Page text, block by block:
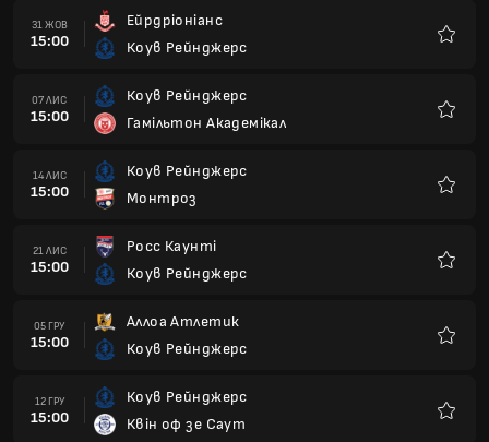
31 ЖОВ
15:00
Ейрдріоніанс
Коув Рейнджерс
07 ЛИС
15:00
Коув Рейнджерс
Гамільтон Академікал
14 ЛИС
15:00
Коув Рейнджерс
Монтроз
21 ЛИС
15:00
Росс Каунті
Коув Рейнджерс
05 ГРУ
15:00
Аллоа Атлетик
Коув Рейнджерс
12 ГРУ
15:00
Коув Рейнджерс
Квін оф зе Саут